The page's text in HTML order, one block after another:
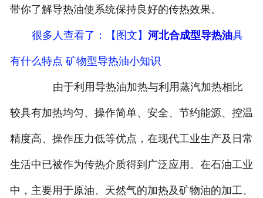
带你了解导热油使系统保持良好的传热效果。
很多人查看了 ：【图文】 河北合成型导热油具
有什么特点 矿物型导热油小知识
由于利用导热油加热与利用蒸汽加热相比
较具有加热均匀、操作简单、安全、节约能源、控温
精度高、操作压力低等优点，在现代工业生产及日常
生活中已被作为传热介质得到广泛应用。在石油工业
中，主要用于原油、天然气的加热及矿物油的加工、